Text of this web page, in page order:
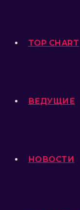
TOP CHART
ВЕДУЩИЕ
НОВОСТИ